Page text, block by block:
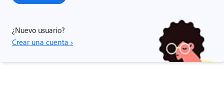
¿Nuevo usuario?
Crear una cuenta ›